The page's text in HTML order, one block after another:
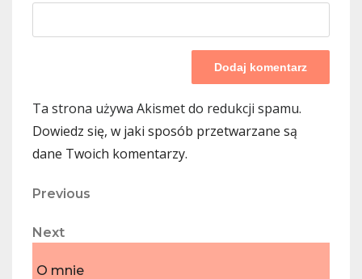
Ta strona używa Akismet do redukcji spamu.
Dowiedz się, w jaki sposób przetwarzane są
dane Twoich komentarzy.
Nawigacja
wpisu
Previous
Previous
Next
Next
O mnie